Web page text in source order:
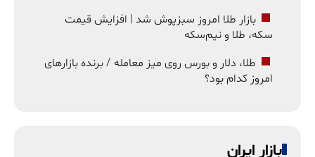
بازار طلا امروز سبزپوش شد | افزایش قیمت
سکه، طلا و نیم‌سکه
طلا، دلار و بورس روی میز معامله / برنده بازارهای
امروز کدام بود؟
بازار ایران